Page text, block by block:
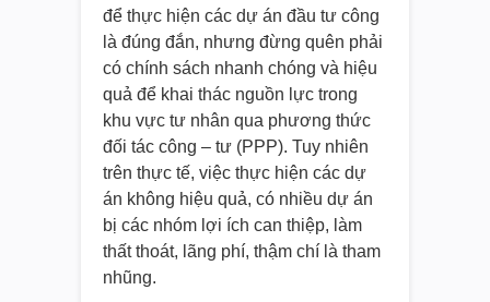
để thực hiện các dự án đầu tư công
là đúng đắn, nhưng đừng quên phải
có chính sách nhanh chóng và hiệu
quả để khai thác nguồn lực trong
khu vực tư nhân qua phương thức
đối tác công – tư (PPP). Tuy nhiên
trên thực tế, việc thực hiện các dự
án không hiệu quả, có nhiều dự án
bị các nhóm lợi ích can thiệp, làm
thất thoát, lãng phí, thậm chí là tham
nhũng.